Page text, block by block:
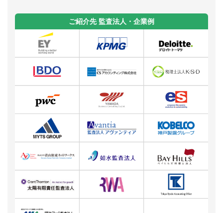
ご紹介先 監査法人・企業例